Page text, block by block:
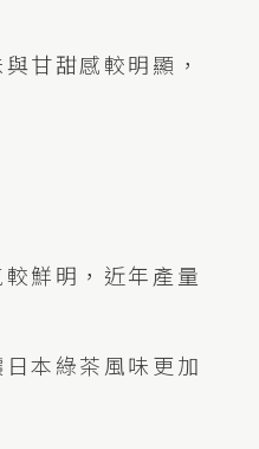
甘甜感較明顯，
鮮明，近年產量
本綠茶風味更加